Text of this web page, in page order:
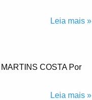
Leia mais »
COSTA Por
Leia mais »